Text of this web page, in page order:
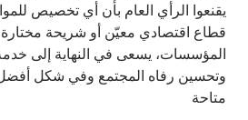
يقنعوا الرأي العام بأن أي تخصيص
قطاع اقتصادي معيّن أو شريحة مختارة
المؤسسات، يسعى في النهاية إلى
وتحسين رفاه المجتمع وفي شكل
متاحة